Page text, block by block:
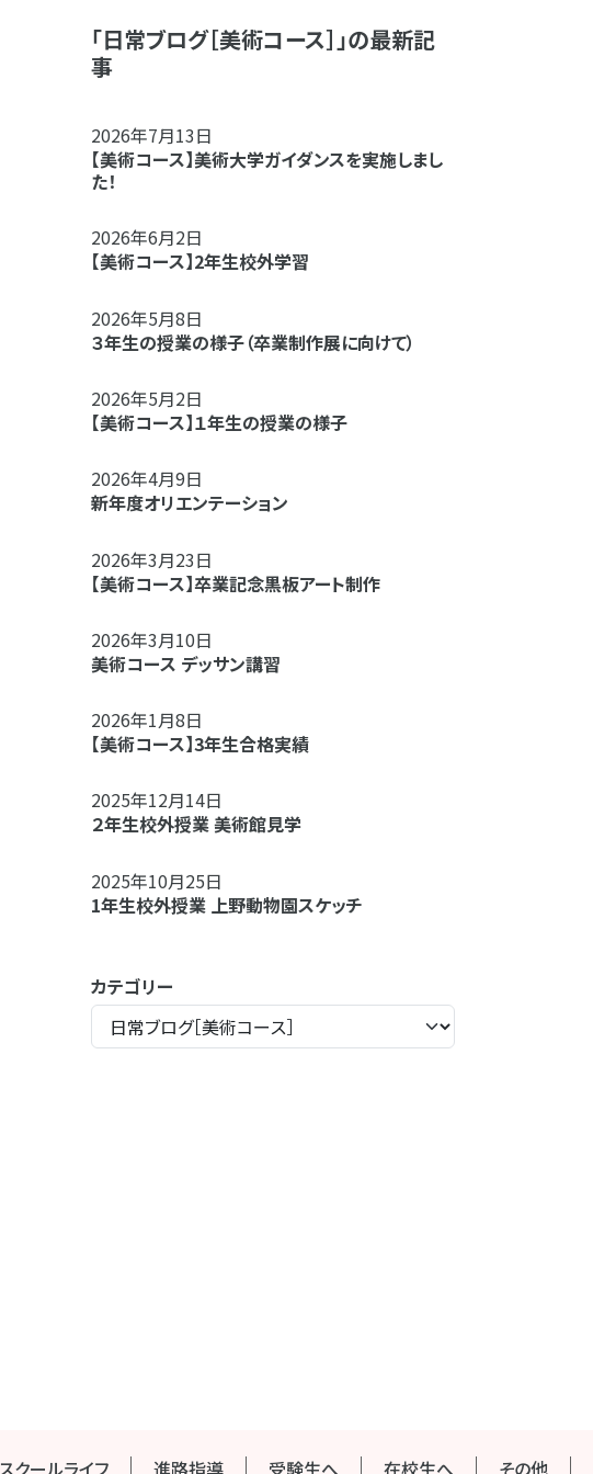
「日常ブログ［美術コース］」の最新記
事
2026年7月13日
【美術コース】美術大学ガイダンスを実施しまし
た！
2026年6月2日
【美術コース】2年生校外学習
2026年5月8日
３年生の授業の様子（卒業制作展に向けて）
2026年5月2日
【美術コース】１年生の授業の様子
2026年4月9日
新年度オリエンテーション
2026年3月23日
【美術コース】卒業記念黒板アート制作
2026年3月10日
美術コース デッサン講習
2026年1月8日
【美術コース】3年生合格実績
2025年12月14日
２年生校外授業 美術館見学
2025年10月25日
1年生校外授業 上野動物園スケッチ
カテゴリー